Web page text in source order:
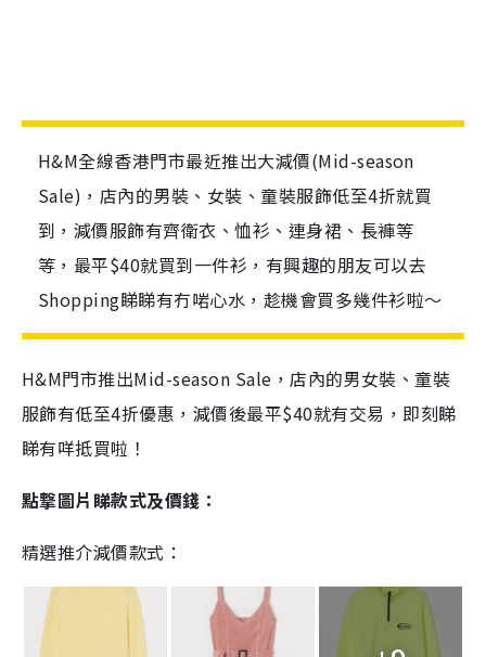
H&M全線香港門市最近推出大減價(Mid-season
Sale)，店內的男裝、女裝、童裝服飾低至4折就買
到，減價服飾有齊衛衣、恤衫、連身裙、長褲等
等，最平$40就買到一件衫，有興趣的朋友可以去
Shopping睇睇有冇啱心水，趁機會買多幾件衫啦～
H&M門市推出Mid-season Sale，店內的男女裝、童裝
服飾有低至4折優惠，減價後最平$40就有交易，即刻睇
睇有咩抵買啦！
點撃圖片睇款式及價錢：
精選推介減價款式：